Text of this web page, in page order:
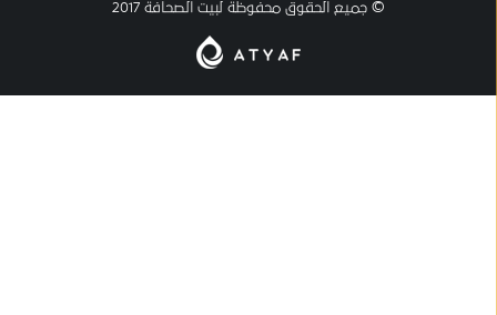
© جميع الحقوق محفوظة لبيت الصحافة 2017